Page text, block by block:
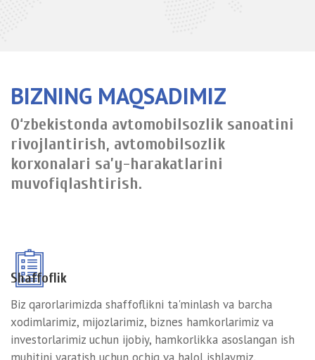
BIZNING MAQSADIMIZ
O‘zbekistonda avtomobilsozlik sanoatini
rivojlantirish, avtomobilsozlik
korxonalari sa’y-harakatlarini
muvofiqlashtirish.
Shaffoflik
Biz qarorlarimizda shaffoflikni ta'minlash va barcha
xodimlarimiz, mijozlarimiz, biznes hamkorlarimiz va
investorlarimiz uchun ijobiy, hamkorlikka asoslangan ish